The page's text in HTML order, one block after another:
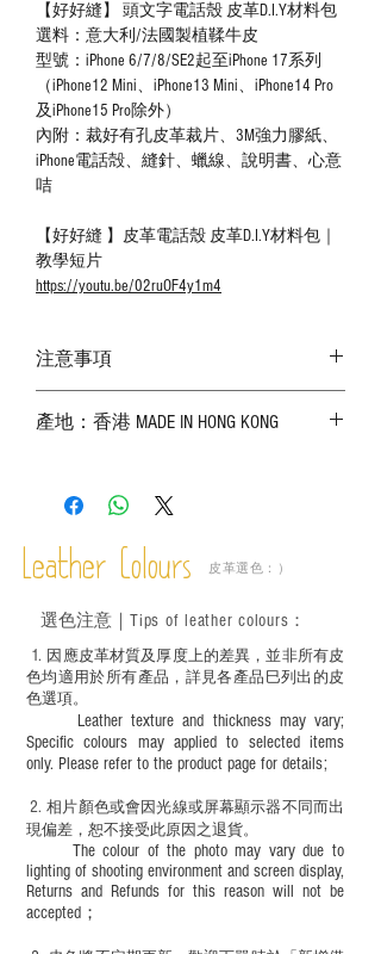
【好好縫】 頭文字電話殼 皮革D.I.Y材料包
選料：意大利/法國製植鞣牛皮
型號：iPhone 6/7/8/SE2起至iPhone 17系列
（iPhone12 Mini、iPhone13 Mini、iPhone14 Pro
及iPhone15 Pro除外）
內附：裁好有孔皮革裁片、3M強力膠紙、
iPhone電話殻、縫針、蠟線、說明書、心意
咭
【好好縫 】皮革電話殼 皮革D.I.Y材料包｜
教學短片
https://youtu.be/02ruOF4y1m4
注意事項
實物為準；
－ 植鞣皮革容易受環境、使用程度等產生
成後定期在皮面塗上皮革專用清潔劑及貂
鼠油等；
適合六歲以下兒童使用；六至十二歲兒童
必須由成年人陪同下使用並應小心處理。
產地：香港 MADE IN HONG KONG
Leather Colours 皮革選色：）
1. ​ 因應皮革材質及厚度上的差異，並非所有皮
色均適用於所有產品，詳見各產品巳列出的皮
色選項。
Leather texture and thickness may vary;
Specific colours may applied to selected items
only. Please refer to the product page for details;
​2.相片顏色或會因光線或屏幕顯示器不同而出
現偏差，恕不接受此原因之退貨。
The colour of the photo may vary due to
lighting of shooting environment and screen display,
Returns and Refunds for this reason will not be
accepted；
選色注意｜ Tips of leather colours ：